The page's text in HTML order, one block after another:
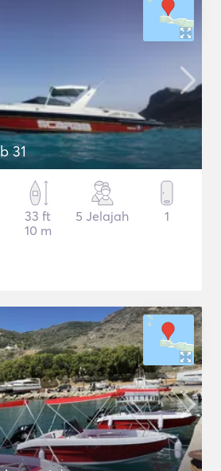
31
33 ft
10 m
5 Jelajah 1